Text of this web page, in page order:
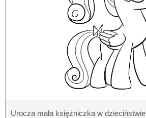
Urocza mała księżniczka w dzieciństwie